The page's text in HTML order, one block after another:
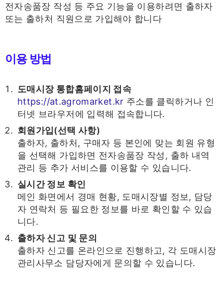
전자송품장 작성 등 주요 기능을 이용하려면 출하자
또는 출하처 직원으로 가입해야 합니다
이용 방법
도매시장 통합홈페이지 접속
https://at.agromarket.kr 주소를 클릭하거나 인
터넷 브라우저에 입력해 접속합니다.
회원가입(선택 사항)
출하자, 출하처, 구매자 등 본인에 맞는 회원 유형
을 선택해 가입하면 전자송품장 작성, 출하 내역
관리 등 추가 서비스를 이용할 수 있습니다.
실시간 정보 확인
메인 화면에서 경매 현황, 도매시장별 정보, 담당
자 연락처 등 필요한 정보를 바로 확인할 수 있습
니다.
출하자 신고 및 문의
출하자 신고를 온라인으로 진행하고, 각 도매시장
관리사무소 담당자에게 문의할 수 있습니다.